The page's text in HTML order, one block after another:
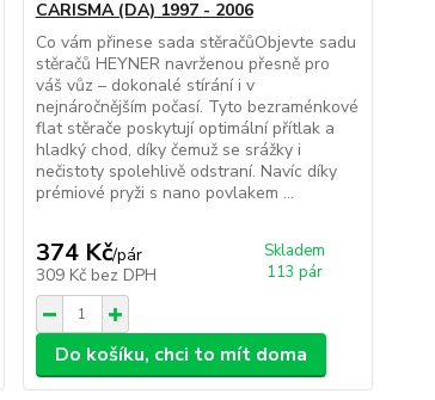
CARISMA (DA) 1997 - 2006
Co vám přinese sada stěračůObjevte sadu
stěračů HEYNER navrženou přesně pro
váš vůz – dokonalé stírání i v
nejnáročnějším počasí. Tyto bezraménkové
flat stěrače poskytují optimální přítlak a
hladký chod, díky čemuž se srážky i
nečistoty spolehlivě odstraní. Navíc díky
prémiové pryži s nano povlakem ...
374 Kč/pár
309 Kč bez DPH
Skladem
113 pár
Do košíku, chci to mít doma